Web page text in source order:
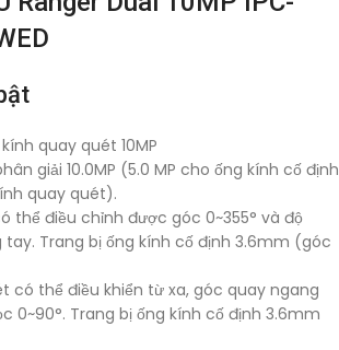
quay quét 10MP
giải 10.0MP (5.0 MP cho ống kính cố định
quay quét).
thể điều chỉnh được góc 0~355° và độ
tay. Trang bị ống kính cố định 3.6mm (góc
có thể điều khiển từ xa, góc quay ngang
0~90°. Trang bị ống kính cố định 3.6mm